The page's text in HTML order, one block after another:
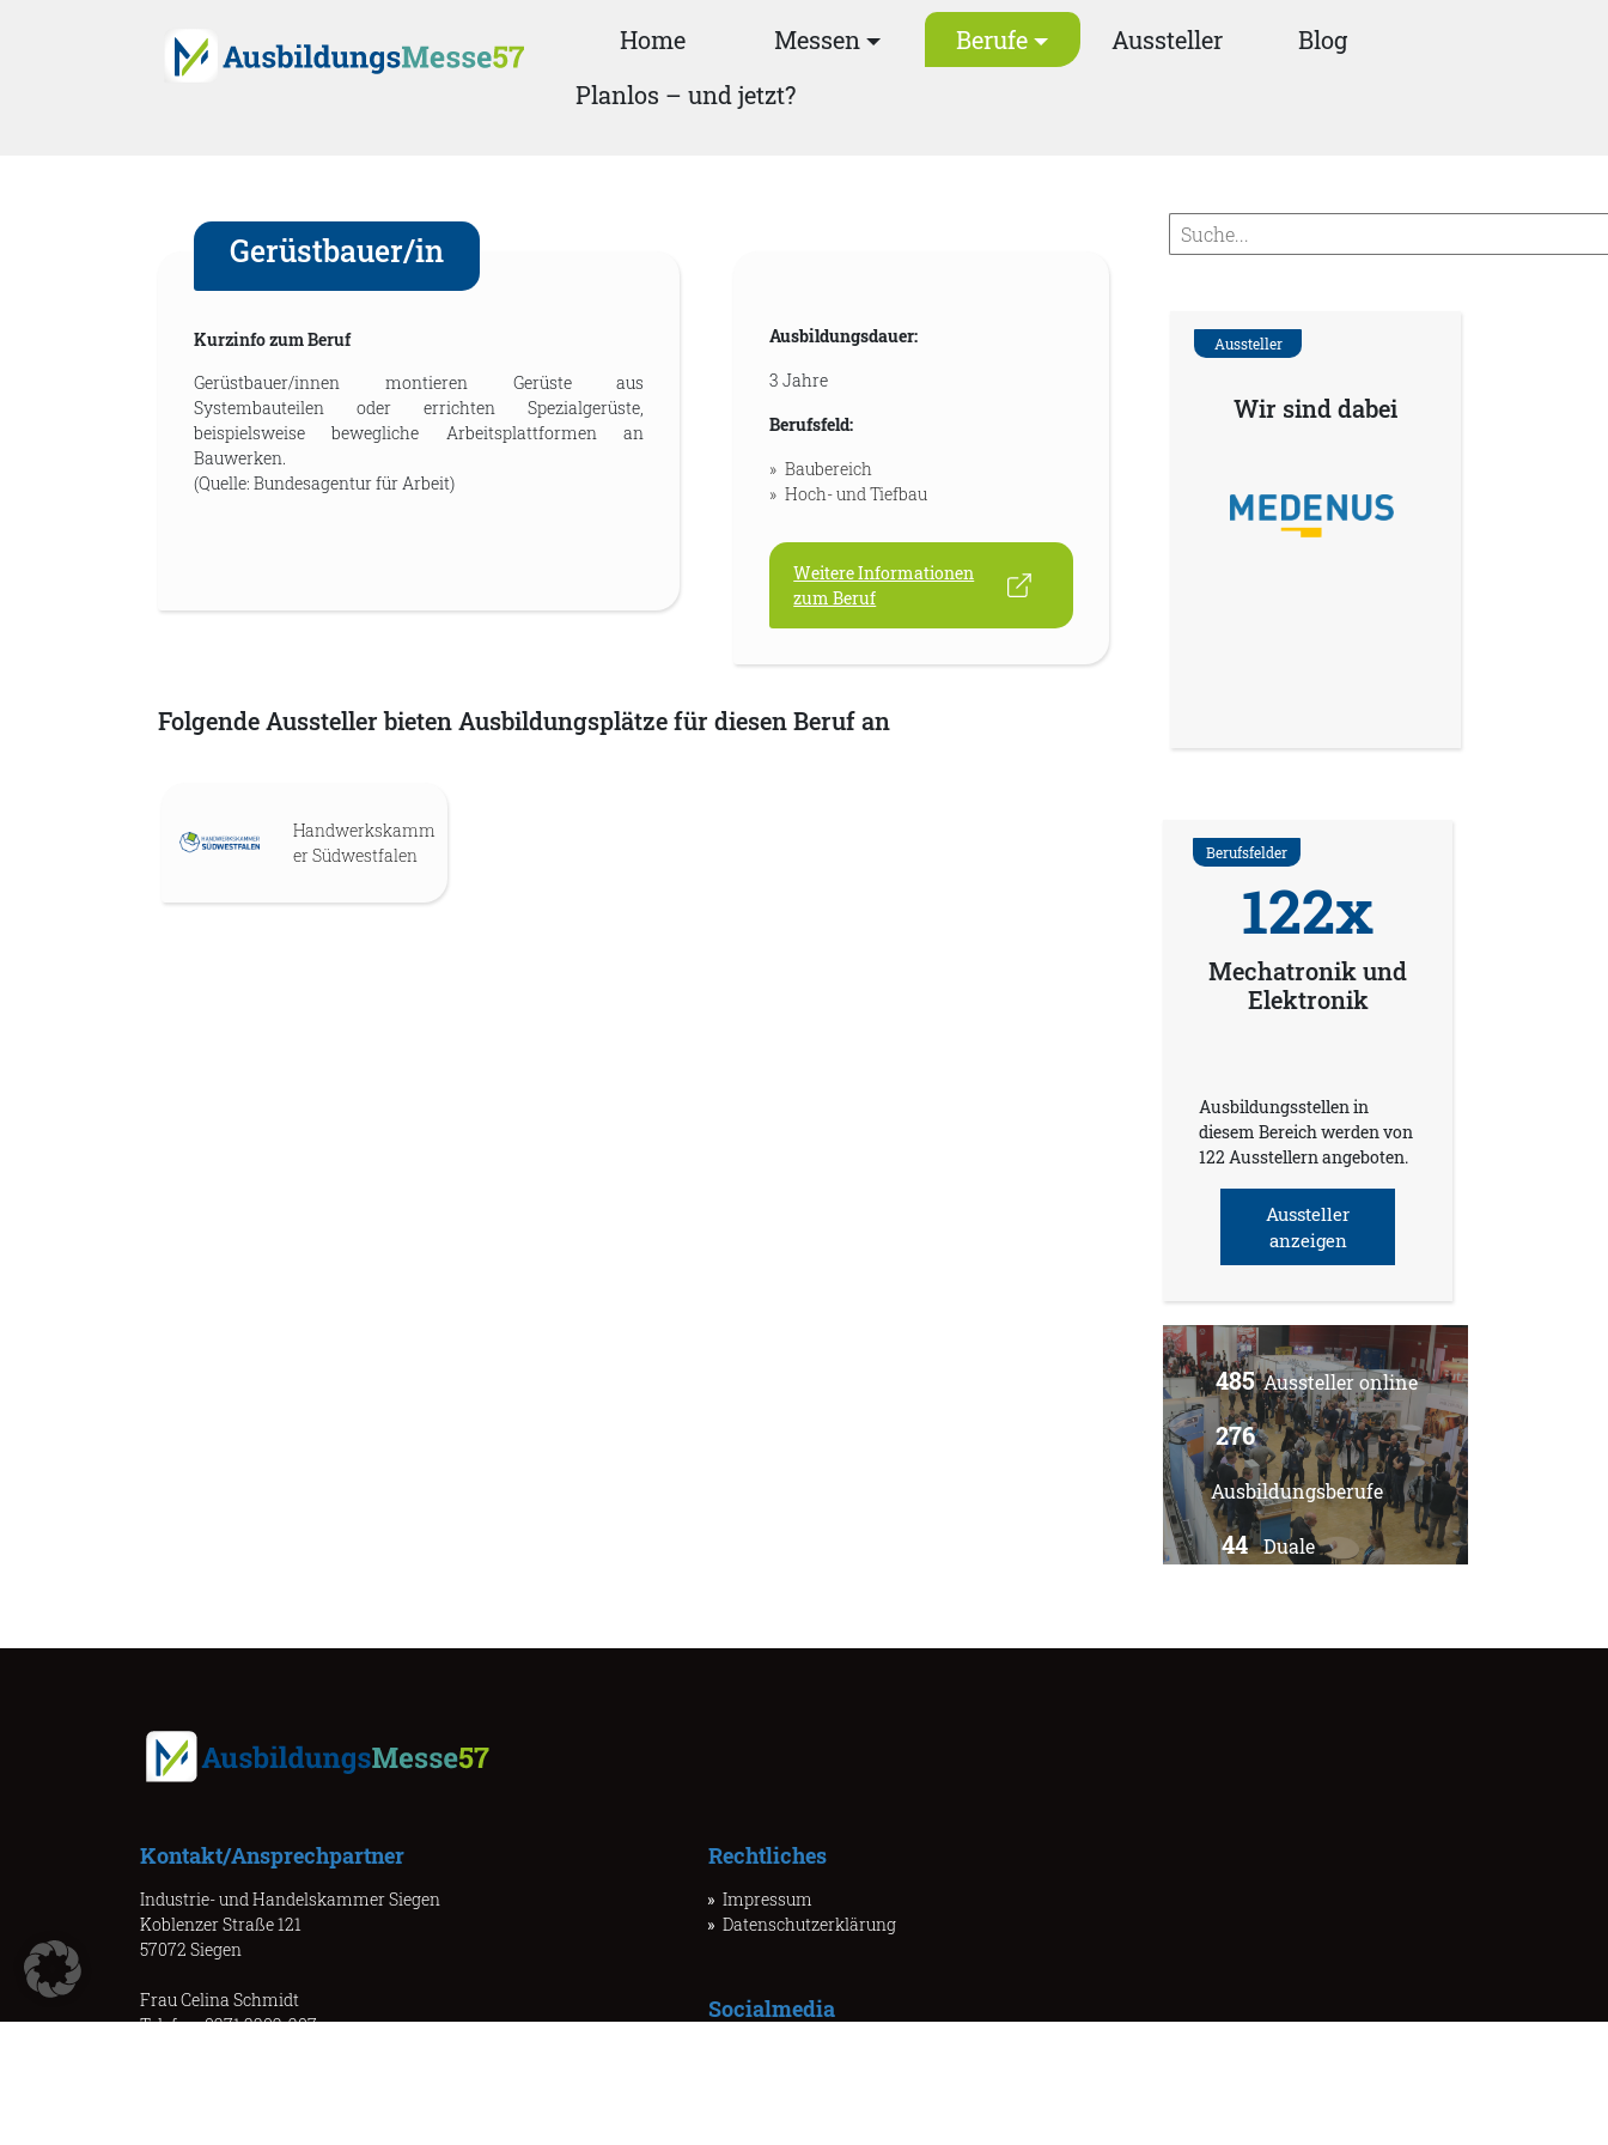
Home Messen Berufe Aussteller
Blog
Planlos – und jetzt?
Gerüstbauer/in
Kurzinfo zum Beruf
Gerüstbauer/innen montieren Gerüste aus
Systembauteilen oder errichten Spezialgerüste,
beispielsweise bewegliche Arbeitsplattformen an
Bauwerken.
(Quelle: Bundesagentur für Arbeit)
Ausbildungsdauer:
3 Jahre
Berufsfeld:
Baubereich
Hoch- und Tiefbau
Weitere Informationen
zum Beruf
Folgende Aussteller bieten Ausbildungsplätze für diesen Beruf an
Handwerkskamm
er Südwestfalen
Aussteller
Wir sind dabei
Berufsfelder
122x
Mechatronik und
Elektronik
Ausbildungsstellen in
diesem Bereich werden von
122 Ausstellern angeboten.
Aussteller
anzeigen
485Aussteller online
276
Ausbildungsberufe
44 Duale
Kontakt/Ansprechpartner
Industrie- und Handelskammer Siegen
Koblenzer Straße 121
57072 Siegen
Frau Celina Schmidt
Telefon: 0271 3302-207
Rechtliches
Impressum
Datenschutzerklärung
Socialmedia